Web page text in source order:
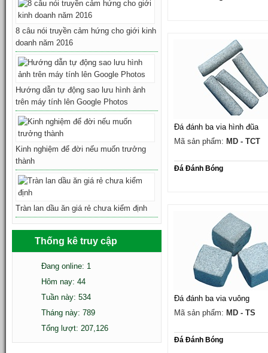
Đá đánh ba via hình đũa
Mã sản phẩm: MD - TCT
Đá Đánh Bóng
Đá đánh ba via vuông
Mã sản phẩm: MD - TS
Đá Đánh Bóng
8 câu nói truyền cảm hứng cho giới kinh
doanh năm 2016
Hướng dẫn tự động sao lưu hình ảnh
trên máy tính lên Google Photos
Kinh nghiệm để đời nếu muốn trưởng
thành
Tràn lan dầu ăn giá rẻ chưa kiểm định
Thống kê truy cập
Đang online: 1
Hôm nay: 44
Tuần này: 534
Tháng này: 789
Tổng lượt: 207,126